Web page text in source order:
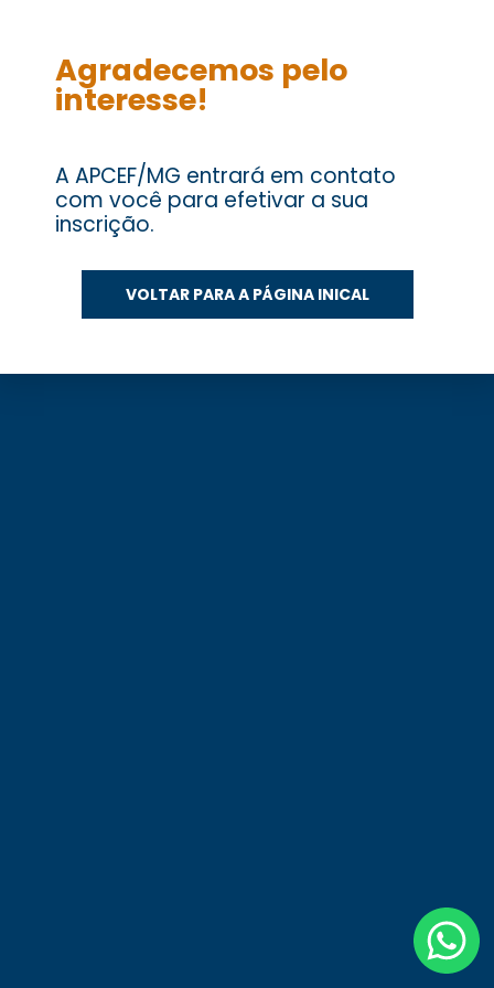
Agradecemos pelo
interesse!
A APCEF/MG entrará em contato
com você para efetivar a sua
inscrição.
VOLTAR PARA A PÁGINA INICAL